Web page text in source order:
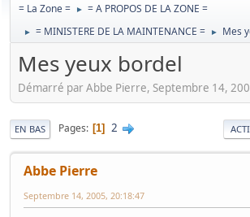
= La Zone = ► = A PROPOS DE LA ZONE =
► = MINISTERE DE LA MAINTENANCE = ► Mes
Mes yeux bordel
Démarré par Abbe Pierre, Septembre 14,
EN BAS Pages 1 2
Abbe Pierre
Septembre 14, 2005, 20:18:47